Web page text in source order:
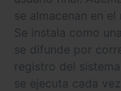
se almacenan en
Se instala como
se difunde por
registro del
se ejecuta cada